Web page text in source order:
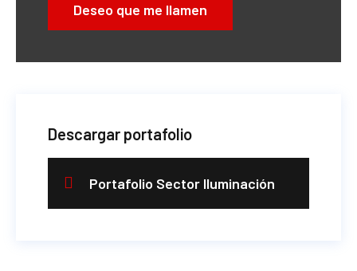
Deseo que me llamen
Descargar portafolio
Portafolio Sector Iluminación